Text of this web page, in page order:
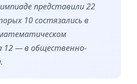
представили 22
10 состязались в
12 — в общественно-